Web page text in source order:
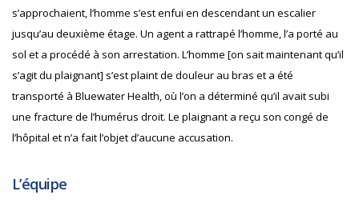
s’approchaient, l’homme s’est enfui en descendant un escalier
jusqu’au deuxième étage. Un agent a rattrapé l’homme, l’a porté au
sol et a procédé à son arrestation. L’homme [on sait maintenant qu’il
s’agit du plaignant] s’est plaint de douleur au bras et a été
transporté à Bluewater Health, où l’on a déterminé qu’il avait subi
une fracture de l’humérus droit. Le plaignant a reçu son congé de
l’hôpital et n’a fait l’objet d’aucune accusation.
L’équipe